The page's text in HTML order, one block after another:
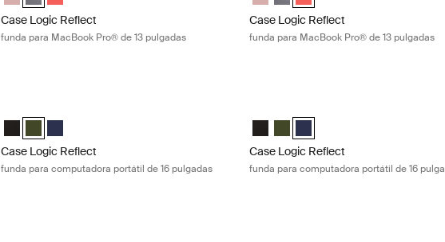
Case Logic Reflect
funda para MacBook Pro® de 13 pulgadas
Case Logic Reflect
funda para MacBook Pro® de 13 pulgadas
Case Logic Reflect 16" Laptop Sleeve Negro
Case Logic Reflect 16" Laptop Sleeve Verde (selected)
Case Logic Reflect 16" Laptop Sleeve Dark Blue
Case Logic Reflect
funda para computadora portátil de 16 pulgadas
Case Logic Reflect 16" Laptop Sleeve
Case Logic Reflect 16" Laptop
Case Logic Reflect 16"
Case Logic Reflect
funda para computadora portátil de 16